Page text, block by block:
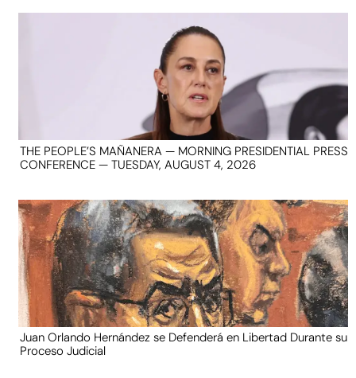
THE PEOPLE’S MAÑANERA — MORNING PRESIDENTIAL PRESS
CONFERENCE — TUESDAY, AUGUST 4, 2026
Juan Orlando Hernández se Defenderá en Libertad Durante su
Proceso Judicial